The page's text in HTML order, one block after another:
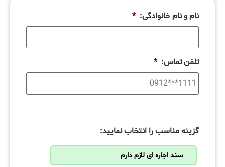
نام و نام خانوادگی: *
تلفن تماس: *
گزینه مناسب را انتخاب نمایید:
سند اجاره ای لازم دارم